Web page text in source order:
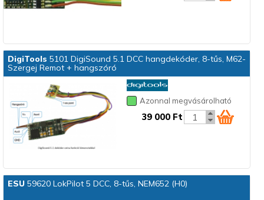
DigiTools 5101 DigiSound 5.1 DCC hangdekóder, 8-tűs, M62-
Szergej Remot + hangszóró
Azonnal megvásárolható
39 000 Ft
ESU59620 LokPilot 5 DCC, 8-tűs, NEM652 (H0)